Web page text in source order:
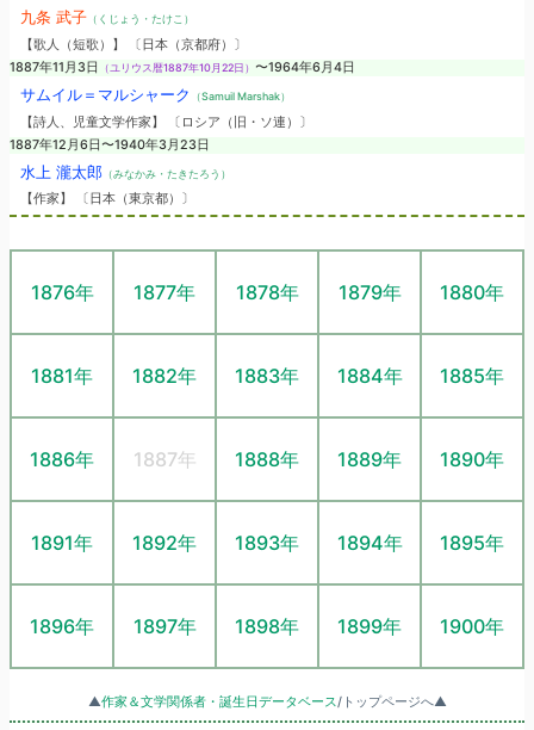
九条 武子（くじょう・たけこ）
【歌人（短歌）】 〔日本（京都府）〕
1887年11月3日
（ユリウス暦1887年10月22日） 〜1964年6月4日
サムイル＝マルシャーク （Samuil Marshak）
【詩人、児童文学作家】 〔ロシア（旧・ソ連）〕
1887年12月6日〜1940年3月23日
水上 瀧太郎（みなかみ・たきたろう）
【作家】 〔日本（東京都）〕
1876年 1877年 1878年 1879年 1880年
1881年 1882年 1883年 1884年 1885年
1886年 1887年 1888年 1889年 1890年
1891年 1892年 1893年 1894年 1895年
1896年 1897年 1898年 1899年 1900年
▲作家＆文学関係者・誕生日データベース/トップページへ▲